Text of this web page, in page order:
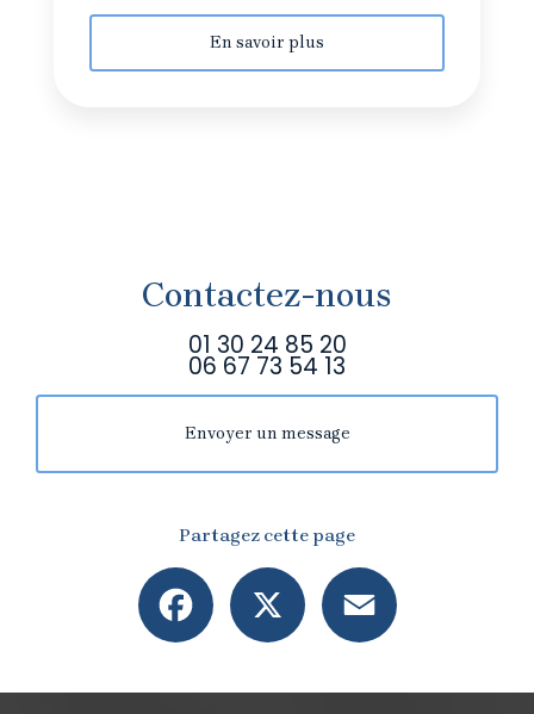
En savoir plus
Contactez-nous
01 30 24 85 20
06 67 73 54 13
Envoyer un message
Partagez cette page
Facebook